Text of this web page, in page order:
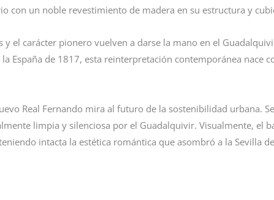
con un noble revestimiento de madera en su estructura y
y el carácter pionero vuelven a darse la mano en el
España de 1817, esta reinterpretación contemporánea nace
Real Fernando mira al futuro de la sostenibilidad urbana.
limpia y silenciosa por el Guadalquivir. Visualmente, el
intacta la estética romántica que asombró a la Sevilla